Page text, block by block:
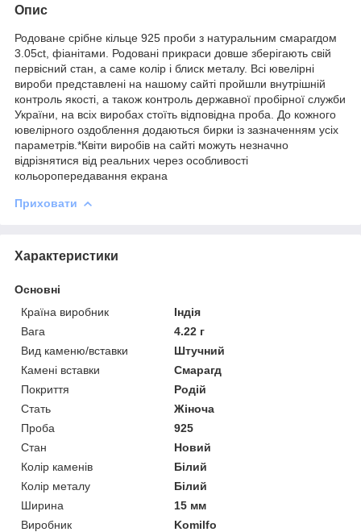
Опис
Родоване срібне кільце 925 проби з натуральним смарагдом
3.05ct, фіанітами. Родовані прикраси довше зберігають свій
первісний стан, а саме колір і блиск металу. Всі ювелірні
вироби представлені на нашому сайті пройшли внутрішній
контроль якості, а також контроль державної пробірної служби
України, на всіх виробах стоїть відповідна проба. До кожного
ювелірного оздоблення додаються бирки із зазначенням усіх
параметрів.*Квіти виробів на сайті можуть незначно
відрізнятися від реальних через особливості
кольоропередавання екрана
Приховати
Характеристики
Основні
Країна виробник
Індія
Вага
4.22 г
Вид каменю/вставки
Штучний
Камені вставки
Смарагд
Покриття
Родій
Стать
Жіноча
Проба
925
Стан
Новий
Колір каменів
Білий
Колір металу
Білий
Ширина
15 мм
Виробник
Komilfo